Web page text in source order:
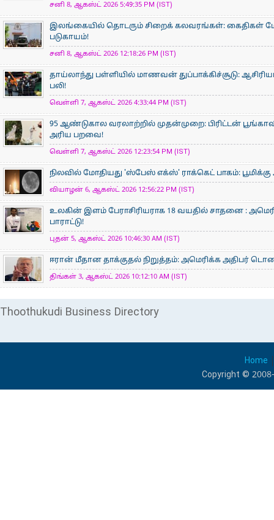
சனி 8, ஆகஸ்ட் 2026 5:49:35 PM (IST)
இலங்கையில் தொடரும் சிறைக் கலவரங்கள்: கைதிகள்
படுகாயம்!
சனி 8, ஆகஸ்ட் 2026 12:18:26 PM (IST)
தாய்லாந்து பள்ளியில் மாணவன் துப்பாக்கிச்சூடு:
பலி!
வெள்ளி 7, ஆகஸ்ட் 2026 4:33:44 PM (IST)
95 ஆண்டுகால வரலாற்றில் முதன்முறை: பிரிட்டன்
அரிய பறவை!
வெள்ளி 7, ஆகஸ்ட் 2026 12:23:54 PM (IST)
நிலவில் மோதியது 'ஸ்பேஸ் எக்ஸ்' ராக்கெட் பாகம்:
வியாழன் 6, ஆகஸ்ட் 2026 12:56:22 PM (IST)
உலகின் இளம் பேராசிரிய​ராக 18 வயதில் சாதனை :
பாராட்டு!
புதன் 5, ஆகஸ்ட் 2026 10:46:30 AM (IST)
ஈரான் மீதான தாக்குதல் நிறுத்தம்: அமெரிக்க அதிபர்
திங்கள் 3, ஆகஸ்ட் 2026 10:12:10 AM (IST)
Thoothukudi Business Directory
Home
Copyright ©